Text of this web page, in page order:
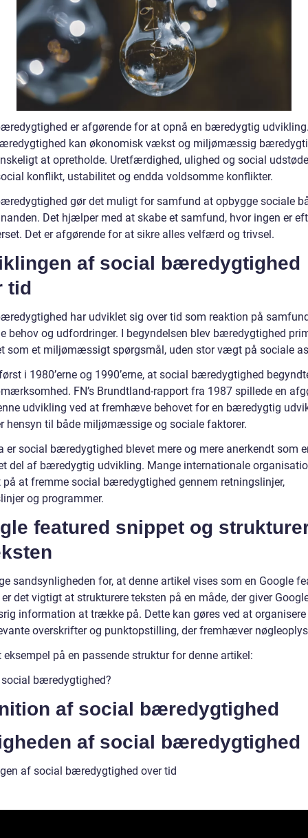
er afgørende for at opnå en bæredygtig
kan økonomisk vækst og miljømæssig
at opretholde. Uretfærdighed, ulighed og social
konflikt, ustabilitet og endda voldsomme konflikter.
gør det muligt for samfund at opbygge sociale
Det hjælper med at skabe et samfund, hvor ingen er
Det er afgørende for at sikre alles velfærd og trivsel.
af social bæredygtighed
tid
har udviklet sig over tid som reaktion på
behov og udfordringer. I begyndelsen blev bæredygtighed
som et miljømæssigt spørgsmål, uden stor vægt på sociale
i 1980’erne og 1990’erne, at social bæredygtighed
FN’s Brundtland-rapport fra 1987 spillede en
udvikling ved at fremhæve behovet for en bæredygtig
hensyn til både miljømæssige og sociale faktorer.
er social bæredygtighed blevet mere og mere anerkendt som
del af bæredygtig udvikling. Mange internationale
på at fremme social bæredygtighed gennem retningslinjer,
og programmer.
featured snippet og
sandsynligheden for, at denne artikel vises som en Google
det vigtigt at strukturere teksten på en måde, der giver
information at trække på. Dette kan gøres ved at
overskrifter og punktopstilling, der fremhæver
eksempel på en passende struktur for denne artikel:
social bæredygtighed?
af social bæredygtighed
af social bæredygtighed
af social bæredygtighed over tid